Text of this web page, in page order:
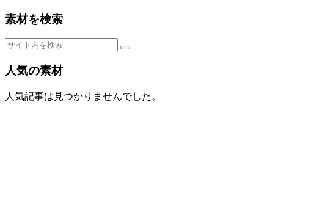
素材を検索
人気の素材
人気記事は見つかりませんでした。